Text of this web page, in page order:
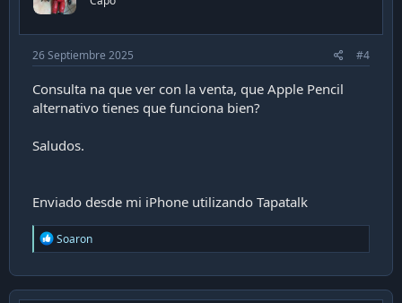
26 Septiembre 2025 #4
Consulta na que ver con la venta, que Apple Pencil
alternativo tienes que funciona bien?
Saludos.
Enviado desde mi iPhone utilizando Tapatalk
R
e
c
t
Soaron